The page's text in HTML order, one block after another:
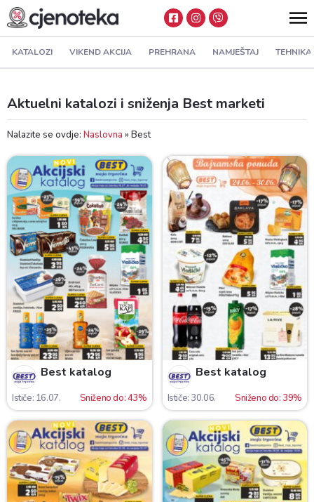
KATALOZI VIKEND AKCIJA PREHRANA NAMJEŠTAJ TEHNIKA
Aktuelni katalozi i sniženja Best marketi
Nalazite se ovdje: Naslovna » Best
Best katalog
Ističe: 16.07. Sniženo do: 43%
Best katalog
Ističe: 30.06. Sniženo do: 39%